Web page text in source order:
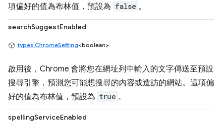
項偏好的值為布林值，預設為 false 。
searchSuggestEnabled
types.ChromeSetting<boolean>
啟用後，Chrome 會將您在網址列中輸入的文字傳送至預設
搜尋引擎，預測您可能想搜尋的內容或造訪的網站。這項偏
好的值為布林值，預設為 true 。
spellingServiceEnabled